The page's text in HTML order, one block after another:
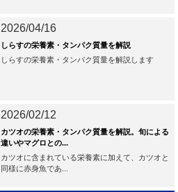
2026/04/16
しらすの栄養素・タンパク質量を解説
しらすの栄養素・タンパク質量を解説します
2026/02/12
カツオの栄養素・タンパク質量を解説。旬による
違いやマグロとの...
カツオに含まれている栄養素に加えて、カツオと
同様に赤身魚であ...